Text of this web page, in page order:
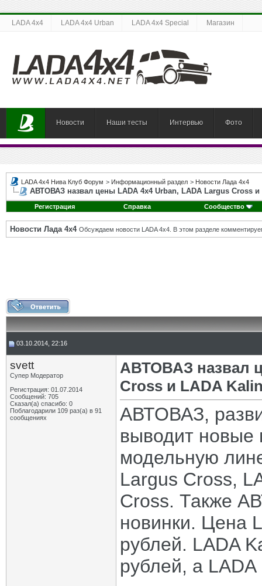
LADA 4x4 LADA 4x4 Urban LADA 4x4 Special Магазин
Новости Наши тесты Интервью Фото
LADA 4x4 Нива Клуб Форум > Информационный раздел > Новости Лада 4х4
АВТОВАЗ назвал цены LADA 4х4 Urban, LADA Largus Cross и
Регистрация Справка Сообщество
Новости Лада 4х4 Обсуждаем новости LADA 4x4. В этом разделе
03.10.2014, 22:16
svett
Супер Модератор
Регистрация: 01.07.2014
Сообщений: 705
Сказал(а) спасибо: 0
Поблагодарили 109 раз(а) в 91
сообщениях
АВТОВАЗ назвал
Cross и LADA
АВТОВАЗ,
выводит новые
модельную
Largus Cross,
Cross. Также
новинки. Цена
рублей. LADA
рублей, а